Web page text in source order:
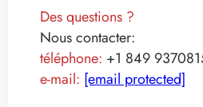
Des questions ?
Nous contacter:
téléphone: +1 849
e-mail: [email protected]